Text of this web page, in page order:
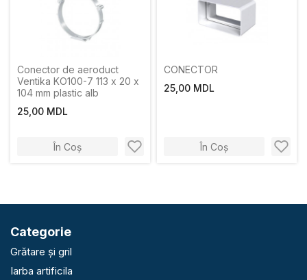
Conector de aeroduct
Ventika KO100-7 113 x 20 x
104 mm plastic alb
25,00 MDL
În Coș
CONECTOR
25,00 MDL
În Coș
Categorie
Grătare și gril
Iarba artificila